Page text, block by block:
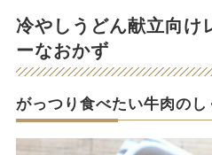
冷やしうどん献立向け
ーなおかず
がっつり食べたい牛肉の